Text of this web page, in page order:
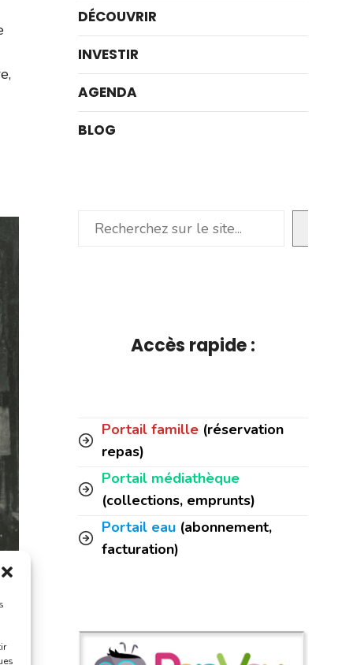
DÉCOUVRIR
INVESTIR
AGENDA
BLOG
Rechercher
Accès rapide :
Portail famille (réservation
repas)
Portail médiathèque
(collections, emprunts)
Portail eau (abonnement,
facturation)